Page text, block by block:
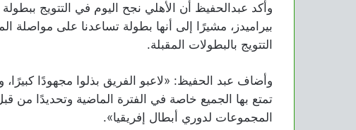
وأكد عبدالحفيظ أن الأهلي نجح اليوم في التتويج
بيراميدز، مشيرًا إلى أنها بطولة تساعدنا على مواصلة
التتويج بالبطولات المقبلة.
وأضاف عبد الحفيظ: «لاعبو الفريق بذلوا مجهودًا كبيرًا،
تمتع بها الجميع خاصة في الفترة الماضية وتحديدًا من
المجموعات لدوري أبطال إفريقيا».